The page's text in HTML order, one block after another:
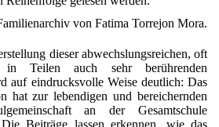
von Fatima Torrejon Mora.
dieser abwechslungsreichen, oft
Teilen auch sehr berührenden
auf eindrucksvolle Weise deutlich: Das
hat zur lebendigen und bereichernden
an der Gesamtschule
Beiträge lassen erkennen, wie das